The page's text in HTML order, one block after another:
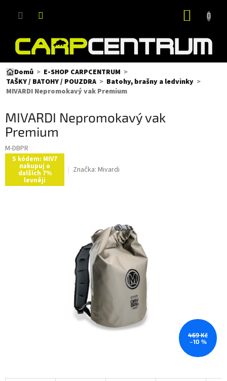
Domů
E-SHOP CARPCENTRUM
TAŠKY / BATOHY / POUZDRA
Batohy, brašny a ledvinky
MIVARDI Nepromokavý vak Premium
MIVARDI Nepromokavý vak
Premium
M-DBPR
S kódem: MIV7
nakupuj o
dalších 7%
levněji
Značka: Mivardi
469 Kč
–10 %